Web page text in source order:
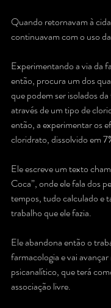
Quando retornavam à
continuavam com o uso
Experimentando a via da
então, procura um dos
que podem ser isolados
através de um tipo de
então, a experimentar os
cloridrato, dissolvido em
Ele escreve um texto
Coca”, onde ele fala dos
tempos, tudo calculado e
trabalho que ele fazia.
Ele abandona então o
farmacologia e vai
psicanalítico, que terá
associação livre.